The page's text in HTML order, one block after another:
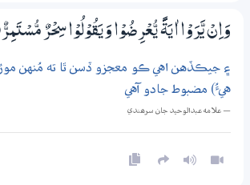
وَاِنْ يَّرَوْا اٰيَةً يُّعْرِضُوْا وَيَقُوْلُوْا سِحْرٌ مُّسْتَمِرٌّ
۽ جيڪڏهن اهي ڪو معجزو ڏسن ٿا ته مُنهن
هيءُ) مضبوط جادو آهي
— علامه عبدالوحيد جان سرھندي